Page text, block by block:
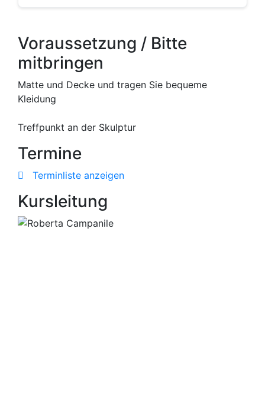
Voraussetzung / Bitte
mitbringen
Matte und Decke und tragen Sie bequeme
Kleidung
Treffpunkt an der Skulptur
Termine
Terminliste anzeigen
Kursleitung